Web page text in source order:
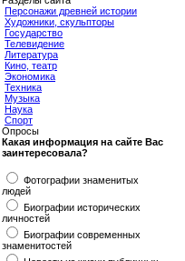
Персонажи древней истории
Художники, скульпторы
Государство
Телевидение
Литература
Кино, театр
Экономика
Техника
Музыка
Наука
Спорт
Опросы
Какая информация на сайте Вас
заинтересовала?
Фотографии знаменитых
людей
Биографии исторических
личностей
Биографии современных
знаменитостей